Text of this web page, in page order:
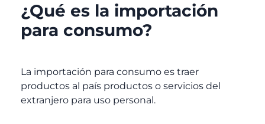
¿Qué es la importación
para consumo?
La importación para consumo es traer
productos al país productos o servicios del
extranjero para uso personal.